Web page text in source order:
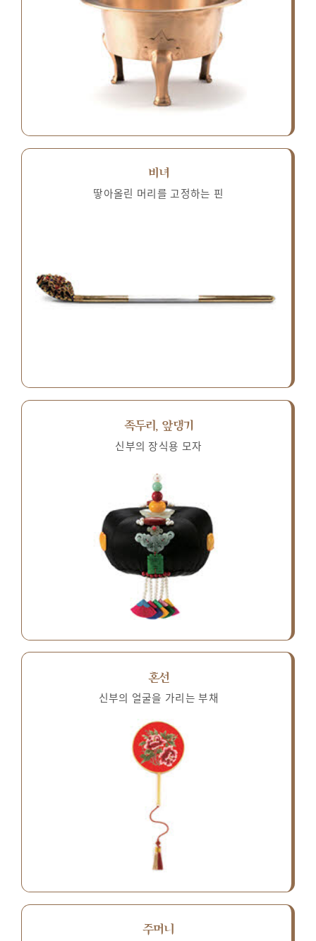
비녀
땋아올린 머리를 고정하는 핀
족두리, 앞댕기
신부의 장식용 모자
혼선
신부의 얼굴을 가리는 부채
주머니